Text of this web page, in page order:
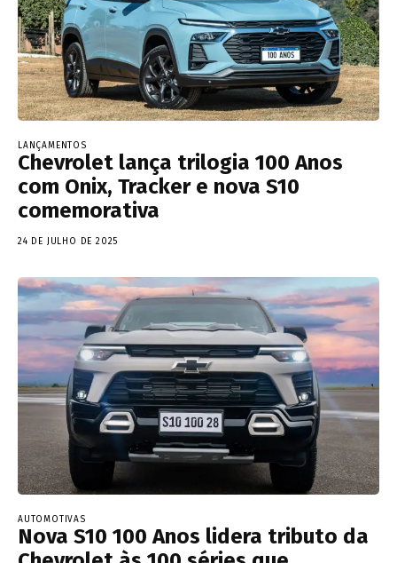
LANÇAMENTOS
Chevrolet lança trilogia 100 Anos
com Onix, Tracker e nova S10
comemorativa
24 DE JULHO DE 2025
AUTOMOTIVAS
Nova S10 100 Anos lidera tributo da